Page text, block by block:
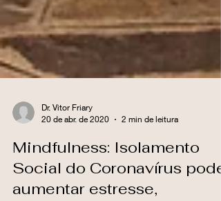
20 de abr. de 2020
2 min de leitura
Mindfulness: Isolamento
Social do Coronavírus pode